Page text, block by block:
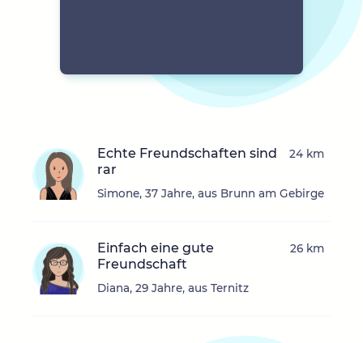
Echte Freundschaften sind
rar
Simone, 37 Jahre, aus Brunn am Gebirge
24 km
Einfach eine gute
Freundschaft
Diana, 29 Jahre, aus Ternitz
26 km